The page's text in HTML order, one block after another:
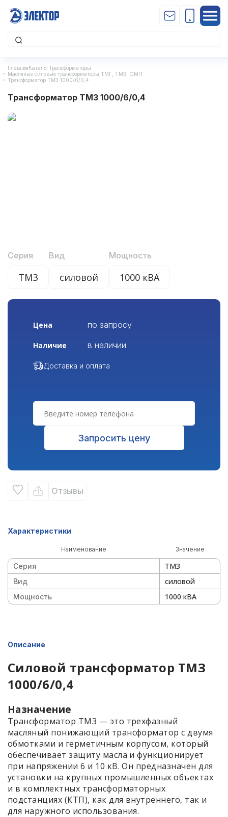
ГлавнаяКаталогТрансформаторы
Масляные силовые трансформаторы ТМГ, ТМЗ, ОМП
Трансформатор ТМЗ 1000/6/0,4
Трансформатор ТМЗ 1000/6/0,4
Серия
ТМЗ
Вид
силовой
Мощность
1000 кВА
Цена по запросу
Наличие в наличии
Доставка и оплата
Запросить цену
Отзывы
Характеристики
Наименование Значение
Серия ТМЗ
Вид силовой
Мощность 1000 кВА
Описание
Силовой трансформатор ТМЗ
1000/6/0,4
Назначение
Трансформатор ТМЗ — это трехфазный
масляный понижающий трансформатор с двумя
обмотками и герметичным корпусом, который
обеспечивает защиту масла и функционирует
при напряжении 6 и 10 кВ. Он предназначен для
установки на крупных промышленных объектах
и в комплектных трансформаторных
подстанциях (КТП), как для внутреннего, так и
для наружного использования.